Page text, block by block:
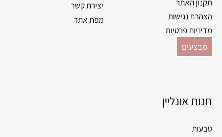
תקנון האתר
הצהרת נגישות
מדיניות פרטיות
מבצעים
יצירת קשר
מפת אתר
חנות אונליין
טבעות